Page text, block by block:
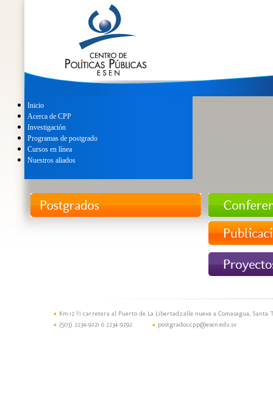
Inicio
Acerca de CPP
Investigación
Programas de postgrado
Cursos en línea
Nuestros aliados
Km.12 ½ carretera al Puerto de La Libertad,calle nueva a Comasagua, Santa
(503) 2234-9221 ó 2234-9292
postgrados.cpp@esen.edu.sv